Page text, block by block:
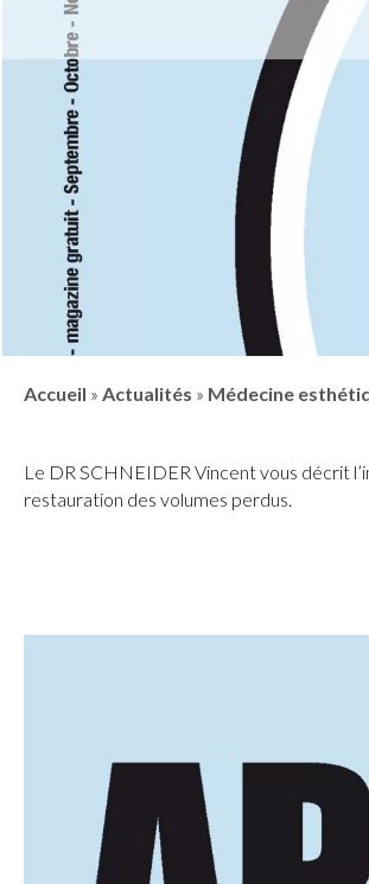
Accueil » Actualités » Médecine
Le DR SCHNEIDER Vincent vous décrit
restauration des volumes perdus.